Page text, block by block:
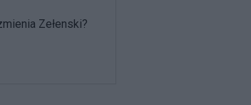
Zełenski?